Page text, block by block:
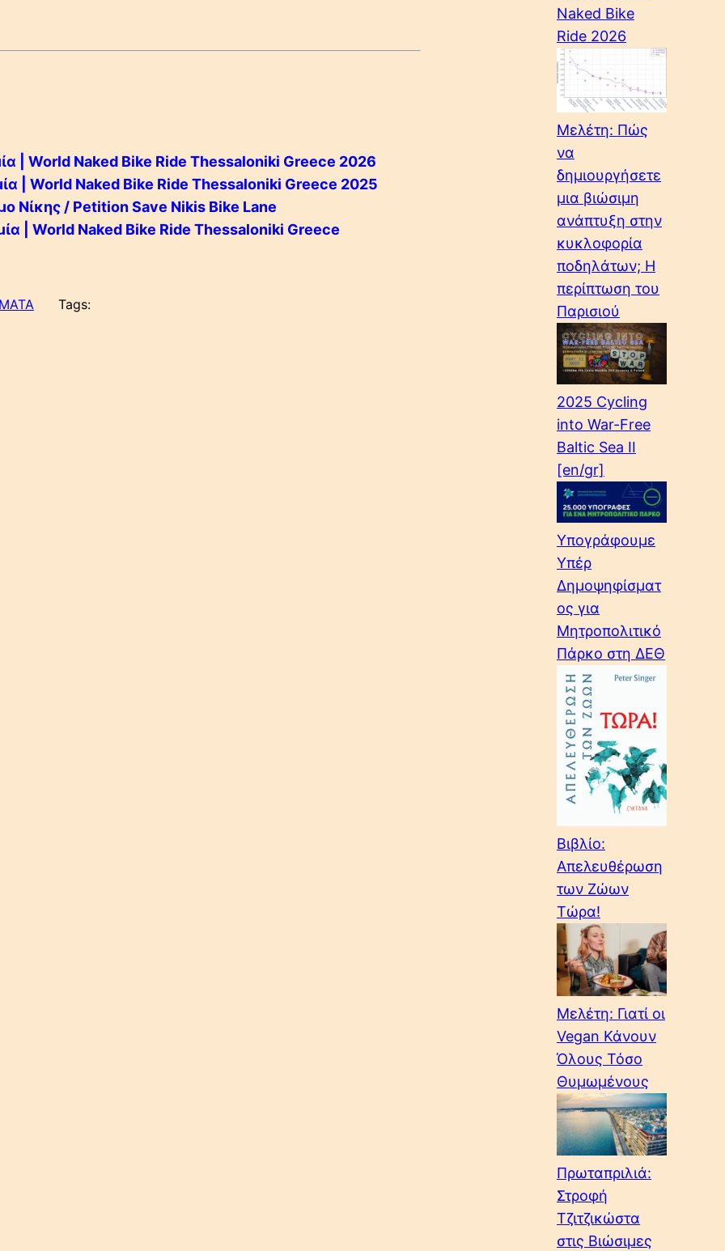
| World Naked Bike Ride Thessaloniki Greece 2026
| World Naked Bike Ride Thessaloniki Greece 2025
Νίκης / Petition Save Nikis Bike Lane
| World Naked Bike Ride Thessaloniki Greece
Tags:
Naked Bike
Ride 2026
Μελέτη: Πώς
να
δημιουργήσετε
μια βιώσιμη
ανάπτυξη στην
κυκλοφορία
ποδηλάτων; Η
περίπτωση του
Παρισιού
2025 Cycling
into War-Free
Baltic Sea II
[en/gr]
Υπογράφουμε
Υπέρ
Δημοψηφίσματ
ος για
Μητροπολιτικό
Πάρκο στη ΔΕΘ
Βιβλίο:
Απελευθέρωση
των Ζώων
Τώρα!
Μελέτη: Γιατί οι
Vegan Κάνουν
Όλους Τόσο
Θυμωμένους
Πρωταπριλιά:
Στροφή
Τζιτζικώστα
στις Βιώσιμες